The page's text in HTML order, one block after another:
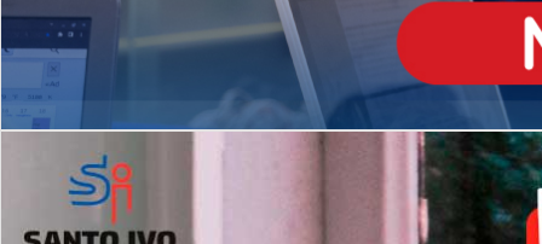
Matrículas Abertas 2026
2º AO 5º ANO FUNDAMENTAL